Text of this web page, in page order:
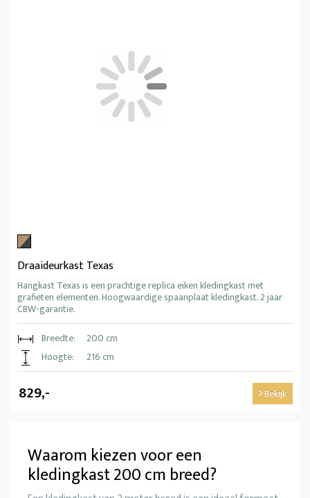
Draaideurkast Texas
Hangkast Texas is een prachtige replica eiken kledingkast met
grafieten elementen. Hoogwaardige spaanplaat kledingkast. 2 jaar
CBW-garantie.
Breedte:
200 cm
Hoogte:
216 cm
829,- Bekijk
Waarom kiezen voor een
kledingkast 200 cm breed?